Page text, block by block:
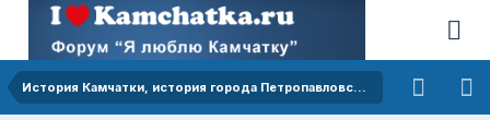
История Камчатки, история города Петропавловска-Камчатского